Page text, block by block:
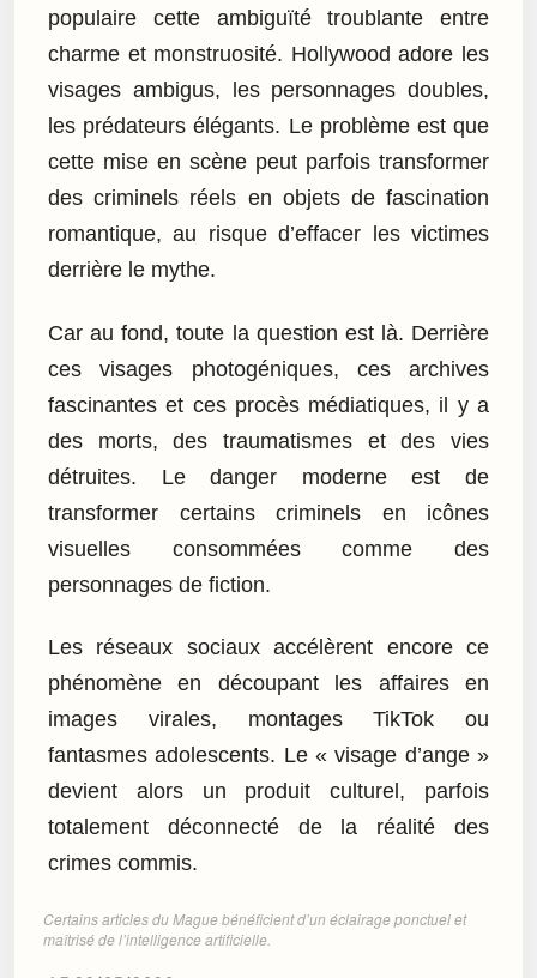
populaire cette ambiguïté troublante entre
charme et monstruosité. Hollywood adore les
visages ambigus, les personnages doubles,
les prédateurs élégants. Le problème est que
cette mise en scène peut parfois transformer
des criminels réels en objets de fascination
romantique, au risque d’effacer les victimes
derrière le mythe.
Car au fond, toute la question est là. Derrière
ces visages photogéniques, ces archives
fascinantes et ces procès médiatiques, il y a
des morts, des traumatismes et des vies
détruites. Le danger moderne est de
transformer certains criminels en icônes
visuelles consommées comme des
personnages de fiction.
Les réseaux sociaux accélèrent encore ce
phénomène en découpant les affaires en
images virales, montages TikTok ou
fantasmes adolescents. Le « visage d’ange »
devient alors un produit culturel, parfois
totalement déconnecté de la réalité des
crimes commis.
Certains articles du Mague bénéficient d’un éclairage ponctuel et
maîtrisé de l’intelligence artificielle.